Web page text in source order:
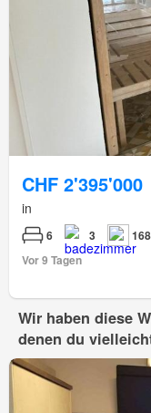
CHF 2'395'000
in
6 3
Vor 9 Tagen
Wir haben diese
denen du